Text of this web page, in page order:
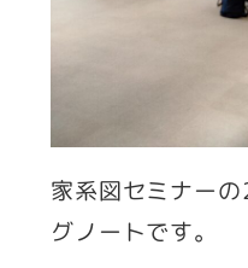
家系図セミナー
グノートです。